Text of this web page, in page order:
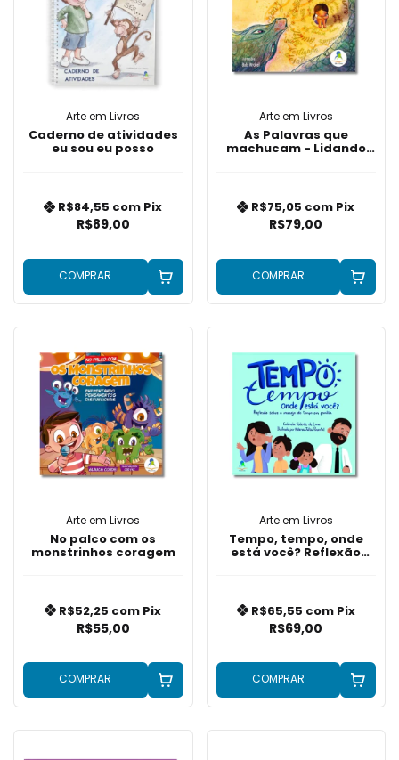
Arte em Livros
Caderno de atividades
eu sou eu posso
R$89,00
R$84,55 com Pix
COMPRAR
Arte em Livros
As Palavras que
machucam - Lidando
R$79,00
R$75,05 com Pix
COMPRAR
Arte em Livros
No palco com os
monstrinhos coragem
R$55,00
R$52,25 com Pix
COMPRAR
Arte em Livros
Tempo, tempo, onde
está você? Reflexão
R$69,00
R$65,55 com Pix
COMPRAR